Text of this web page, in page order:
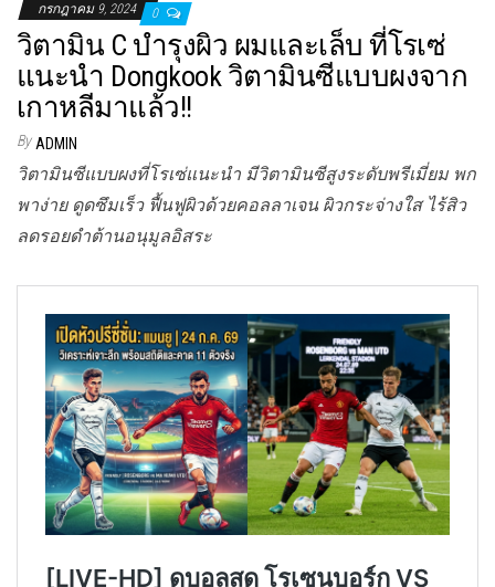
กรกฎาคม 9, 2024 0
วิตามิน C บำรุงผิว ผมและเล็บ ที่โรเซ่
แนะนำ Dongkook วิตามินซีแบบผงจาก
เกาหลีมาแล้ว!!
By ADMIN
วิตามินซีแบบผงที่โรเซ่แนะนำ มีวิตามินซีสูงระดับพรีเมี่ยม พก
พาง่าย ดูดซึมเร็ว ฟื้นฟูผิวด้วยคอลลาเจน ผิวกระจ่างใส ไร้สิว
ลดรอยดำต้านอนุมูลอิสระ